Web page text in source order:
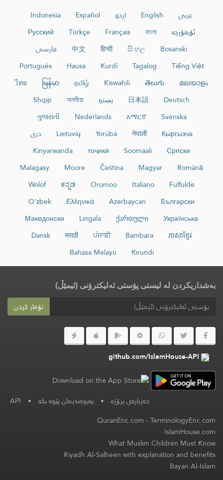
عربي English اردو Español
Indonesia
ئۇيغۇرچە
বাংলা
Français
Türkçe
Русский
Bosanski
සිංහල
हिन्दी
中文
فارسی
Tiếng Việt
Tagalog
Kurdî
Hausa
Português
മലയാളം
తెలుగు
Kiswahili
தமிழ்
မြန်မာ
ไทย
Deutsch
日本語 پښتو অসমীয়া
Shqip
Svenska
አማርኛ
Nederlands
ગુજરાતી
Кыргызча
नेपाली
Yorùbá
Lietuvių
دری
Српски
Soomaali
тоҷикӣ
Kinyarwanda
Română
Magyar
Čeština
Moore
Malagasy
Fulfulde
Italiano
Oromoo
ಕನ್ನಡ
Wolof
Български
Azərbaycan
Ελληνικά
O‘zbek
Українська
ქართული
Lingala
Македонски
ភាសាខ្មែរ
Bambara
ਪੰਜਾਬੀ
मराठी
Dansk
Kirundi
Bahasa Melayu
بەشداریکردن لە لیستی پۆستی ئەلیکترۆنی (ئیمێڵ)
تۆمار کردن
github.com/IslamHouse-API
دەربارەی پرۆژە • پەیوەندیمان پێوە بکە •
API
QuranEnc.com-TerminologyEnc.com
IslamHouse.com
What Muslim Children Must Know
Riyadh Al-Salheen with explanation and benefits
Bayan Al-Islam